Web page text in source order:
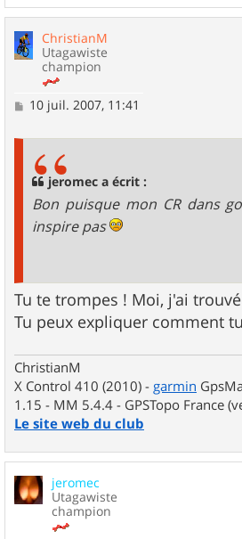
ChristianM
Utagawiste
champion
M10 juil. 2007, 11:41
jeromec a écrit :
Bon puisque mon CR dans
inspire pas
Tu te trompes ! Moi, j'ai
Tu peux expliquer comment
ChristianM
X Control 410 (2010) - garmin
1.15 - MM 5.4.4 - GPSTopo France
Le site web du club
jeromec
Utagawiste
champion